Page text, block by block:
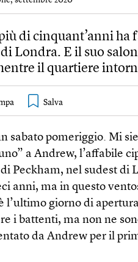
di cinquant’anni ha
Londra. E il suo
il quartiere
sabato pomeriggio. Mi
a Andrew, l’affabile
Peckham, nel sudest di
anni, ma in questo
l’ultimo giorno di
i battenti, ma non ne
da Andrew per il